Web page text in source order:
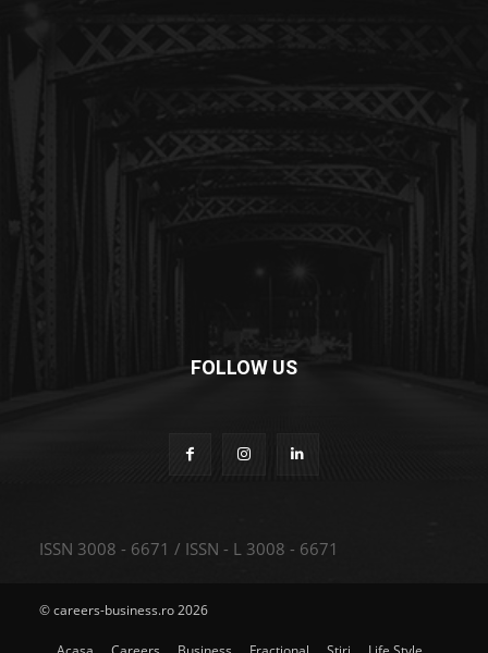
FOLLOW US
ISSN 3008 - 6671 / ISSN - L 3008 - 6671
© careers-business.ro 2026